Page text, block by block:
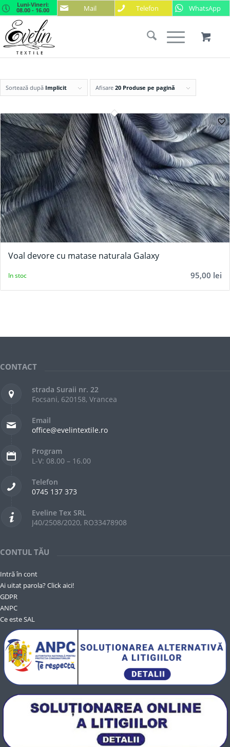
Mail Telefon WhatsApp
Luni-Vineri:
08.00 - 16.00
Sortează după Implicit Afisare 20 Produse pe pagină
Voal devore cu matase naturala Galaxy
95,00 lei
In stoc
CONTACT
strada Suraii nr. 22
Focsani, 620158, Vrancea
Email
office@evelintextile.ro
Program
L-V: 08.00 – 16.00
Telefon
0745 137 373
Eveline Tex SRL
J40/2508/2020, RO33478908
CONTUL TĂU
Intră în cont
Ai uitat parola? Click aici!
GDPR
ANPC
Ce este SAL